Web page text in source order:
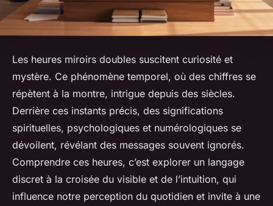
Les heures miroirs doubles suscitent curiosité et
mystère. Ce phénomène temporel, où des chiffres se
répètent à la montre, intrigue depuis des siècles.
Derrière ces instants précis, des significations
spirituelles, psychologiques et numérologiques se
dévoilent, révélant des messages souvent ignorés.
Comprendre ces heures, c’est explorer un langage
discret à la croisée du visible et de l’intuition, qui
influence notre perception du quotidien et invite à une